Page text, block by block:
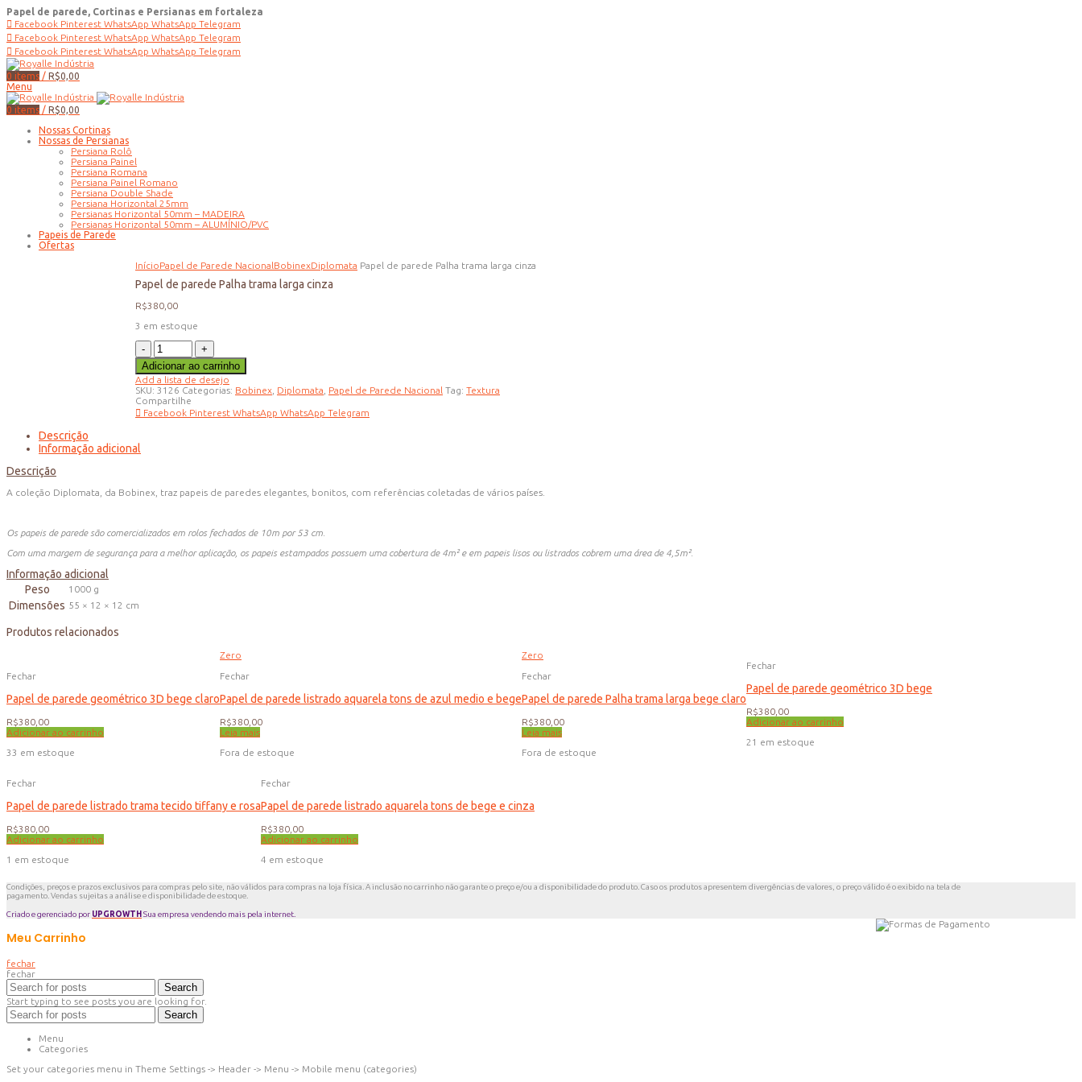
Papel de parede, Cortinas e Persianas em fortaleza
Facebook Pinterest WhatsApp WhatsApp Telegram
Facebook Pinterest WhatsApp WhatsApp Telegram
Facebook Pinterest WhatsApp WhatsApp Telegram
0 items / R$0,00
Menu
0 items / R$0,00
Nossas Cortinas
Nossas de Persianas
Persiana Rolô
Persiana Painel
Persiana Romana
Persiana Painel Romano
Persiana Double Shade
Persiana Horizontal 25mm
Persianas Horizontal 50mm – MADEIRA
Persianas Horizontal 50mm – ALUMÍNIO/PVC
Papeis de Parede
Ofertas
InícioPapel de Parede NacionalBobinexDiplomata Papel de parede Palha trama larga cinza
Papel de parede Palha trama larga cinza
R$380,00
3 em estoque
Papel
de
parede
Palha
trama
larga
cinza
quantidade
Adicionar ao carrinho
Add a lista de desejo
SKU: 3126 Categorias: Bobinex Diplomata Papel de Parede Nacional Tag: Textura
Compartilhe
Facebook Pinterest WhatsApp WhatsApp Telegram
Descrição
Informação adicional
Descrição
A coleção Diplomata, da Bobinex, traz papeis de paredes elegantes, bonitos, com referências coletadas de vários países.
Os papeis de parede são comercializados em rolos fechados de 10m por 53 cm.
Com uma margem de segurança para a melhor aplicação, os papeis estampados possuem uma cobertura de 4m² e em papeis lisos ou listrados cobrem uma área de 4,5m².
Informação adicional
Peso
1000 g
Dimensões 55 × 12 × 12 cm
Produtos relacionados
Fechar
Papel de parede geométrico 3D bege claro
R$380,00
Adicionar ao carrinho
33 em estoque
Zero
Fechar
Papel de parede listrado aquarela tons de azul medio e bege
R$380,00
Leia mais
Fora de estoque
Zero
Fechar
Papel de parede Palha trama larga bege claro
R$380,00
Leia mais
Fora de estoque
Fechar
Papel de parede geométrico 3D bege
R$380,00
Adicionar ao carrinho
21 em estoque
Fechar
Papel de parede listrado trama tecido tiffany e rosa
R$380,00
Adicionar ao carrinho
1 em estoque
Fechar
Papel de parede listrado aquarela tons de bege e cinza
R$380,00
Adicionar ao carrinho
4 em estoque
Condições, preços e prazos exclusivos para compras pelo site, não válidos para compras na loja física. A inclusão no carrinho não garante o preço e/ou a disponibilidade do produto. Caso os produtos apresentem divergências de valores, o preço válido é o exibido na tela de
pagamento. Vendas sujeitas a análise e disponibilidade de estoque.
Criado e gerenciado por UPGROWTH Sua empresa vendendo mais pela internet.
Meu Carrinho
fechar
fechar
Search
Start typing to see posts you are looking for.
Search
Menu
Categories
Set your categories menu in Theme Settings -> Header -> Menu -> Mobile menu (categories)